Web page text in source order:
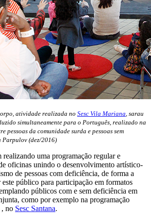
atividade realizada no Sesc Vila Mariana , sarau
simultaneamente para o Português, realizado na
pessoas da comunidade surda e pessoas sem
(dez/2016)
realizando uma programação regular e
oficinas unindo o desenvolvimento artístico-
de pessoas com deficiência, de forma a
este público para participação em formatos
públicos com e sem deficiência em
como por exemplo na programação
no Sesc Santana.